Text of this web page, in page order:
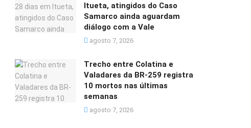
Itueta, atingidos do Caso
Samarco ainda aguardam
diálogo com a Vale
agosto 7, 2026
Trecho entre Colatina e
Valadares da BR-259 registra
10 mortos nas últimas
semanas
agosto 7, 2026